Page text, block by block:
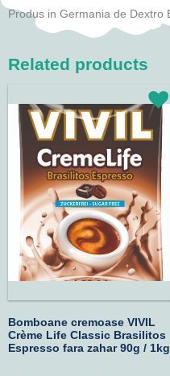
Produs in Germania de Dextro
Related products
Bomboane cremoase VIVIL
Crème Life Classic Brasilitos
Espresso fara zahar 90g / 1kg
range:
14,90lei
through
102,90lei
be
on